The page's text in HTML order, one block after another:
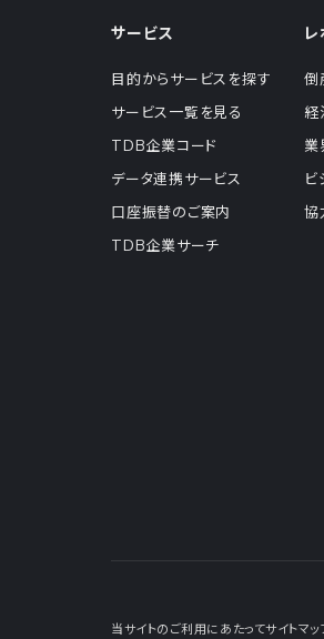
サービス
目的からサービスを探す
サービス一覧を見る
TDB企業コード
データ連携サービス
口座振替のご案内
TDB企業サーチ
倒
経
業
ビ
協
当サイトのご利用にあたってサイトマッ